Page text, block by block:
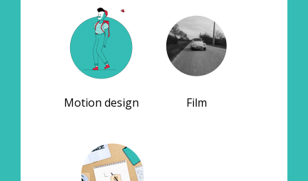
Motion design Film